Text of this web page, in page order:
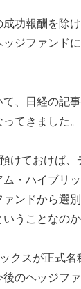
成功報酬を除
ッジファンド
、日経の記
てきました。
けておけば
ム・ハイブリ
ァンドから選
うことなのか
クスが正式名
のヘッジフ